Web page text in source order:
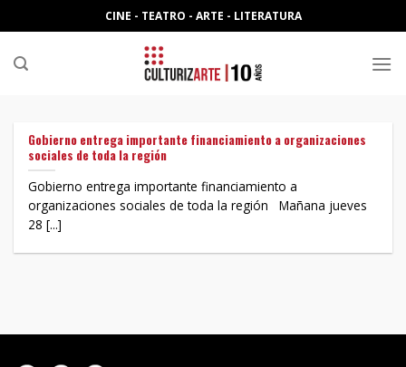
to
content
CINE - TEATRO - ARTE - LITERATURA
Gobierno entrega importante financiamiento a organizaciones
sociales de toda la región
Gobierno entrega importante financiamiento a
organizaciones sociales de toda la región Mañana jueves
28 [...]